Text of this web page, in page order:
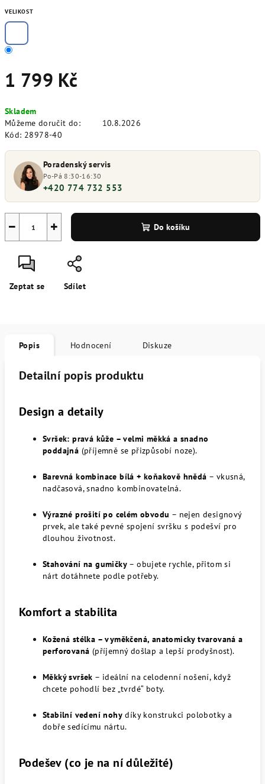
VELIKOST
1 799 Kč
cena:
Skladem
Můžeme doručit do:
10.8.2026
Kód: 28978-40
Poradenský servis
Po-Pá 8:30-16:30
+420 774 732 553
+
− Do košíku
Zeptat se Sdílet
Popis Hodnocení Diskuze
Detailní popis produktu
Design a detaily
Svršek: pravá kůže – velmi měkká a snadno
poddajná (příjemně se přizpůsobí noze).
Barevná kombinace bílá + koňakově hnědá – vkusná,
nadčasová, snadno kombinovatelná.
Výrazné prošití po celém obvodu – nejen designový
prvek, ale také pevné spojení svršku s podešví pro
dlouhou životnost.
Stahování na gumičky – obujete rychle, přitom si
nárt dotáhnete podle potřeby.
Komfort a stabilita
Kožená stélka – vyměkčená, anatomicky tvarovaná a
perforovaná (příjemný došlap a lepší prodyšnost).
Měkký svršek – ideální na celodenní nošení, když
chcete pohodlí bez „tvrdé“ boty.
Stabilní vedení nohy díky konstrukci polobotky a
dobře sedícímu nártu.
Podešev (co je na ní důležité)